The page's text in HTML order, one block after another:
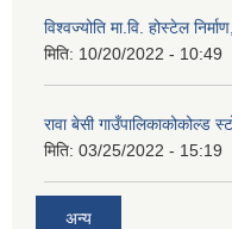
विश्वज्योति मा.वि. होस्टेल
मिति: 10/20/2022 - 10:49
रावा बेसी गाउँपालिकाकोकोल्ड
मिति: 03/25/2022 - 15:19
अन्य